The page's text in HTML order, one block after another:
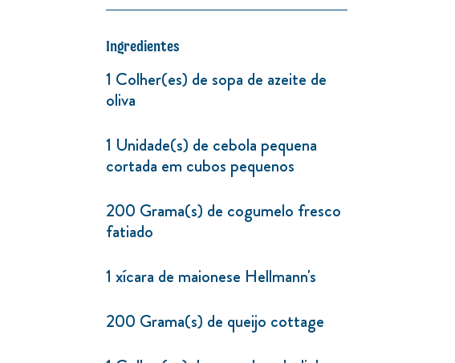
Ingredientes
1 Colher(es) de sopa de azeite de
oliva
1 Unidade(s) de cebola pequena
cortada em cubos pequenos
200 Grama(s) de cogumelo fresco
fatiado
1 xícara de maionese Hellmann's
200 Grama(s) de queijo cottage